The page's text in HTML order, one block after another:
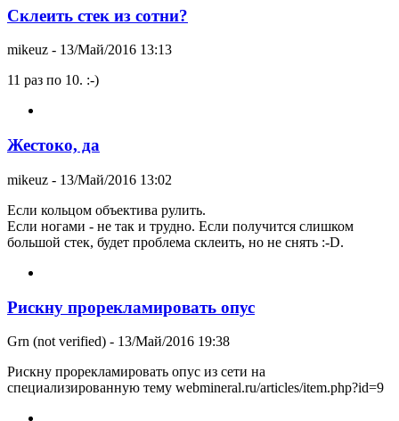
Склеить стек из сотни?
mikeuz - 13/Май/2016 13:13
11 раз по 10. :-)
Жестоко, да
mikeuz - 13/Май/2016 13:02
Если кольцом объектива рулить.
Если ногами - не так и трудно. Если получится слишком
большой стек, будет проблема склеить, но не снять :-D.
Рискну прорекламировать опус
Grn (not verified) - 13/Май/2016 19:38
Рискну прорекламировать опус из сети на
специализированную тему webmineral.ru/articles/item.php?id=9